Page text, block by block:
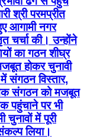
श्री परमप्रीत
आगामी नगर
चर्चा की। उन्होंने
का गठन शीघ्र
होकर चुनावी
संगठन विस्तार,
तक संगठन को मजबूत
पहुंचाने पर भी
चुनावों में पूरी
लिया।